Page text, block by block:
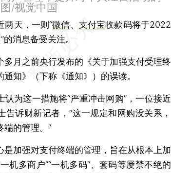
/视觉中国
两天，一则“微信、 支付宝收款码将于2022
消息备受关注。
月之前央行发布的《关于加强支付受理终
知》（下称《通知》）的误读。
为这一措施将“严重冲击网购”，一位接近
告诉财新记者，“这一规定和网购没关系，
端的管理。”
加强对支付终端的管理，旨在从根本上加
机多商户”“一机多码”、套码等屡禁不绝的